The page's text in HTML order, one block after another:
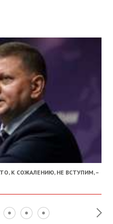
К СОЖАЛЕНИЮ, НЕ ВСТУПИМ, –